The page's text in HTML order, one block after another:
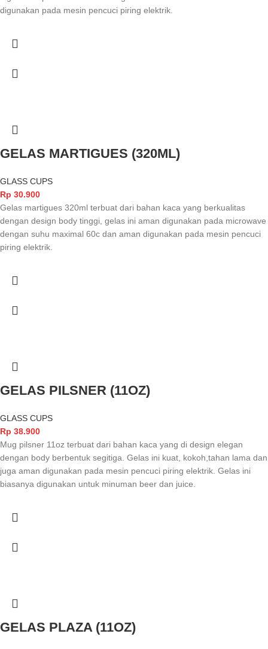
digunakan pada mesin pencuci piring elektrik.
GELAS MARTIGUES (320ML)
GLASS CUPS
Rp 30.900
Gelas martigues 320ml terbuat dari bahan kaca yang berkualitas
dengan design body tinggi, gelas ini aman digunakan pada microwave
dengan suhu maximal 60c dan aman digunakan pada mesin pencuci
piring elektrik.
GELAS PILSNER (11OZ)
GLASS CUPS
Rp 38.900
Mug pilsner 11oz terbuat dari bahan kaca yang di design elegan
dengan body berbentuk segitiga. Gelas ini kuat, kokoh,tahan lama dan
juga aman digunakan pada mesin pencuci piring elektrik. Gelas ini
biasanya digunakan untuk minuman beer dan juice.
GELAS PLAZA (11OZ)